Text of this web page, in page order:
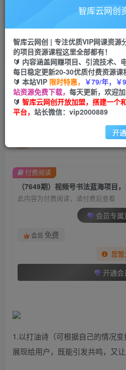
会员专属推广链接
网赚网创 项目
365天稳定跟新
首页 创业课程 会员专属 正文
（7649期）视频号书法蓝
少，流量可观，变现简单，
此内容为付费阅读，请付费后查看
会员专属
会员 免费
您
开通会
付费阅读
1.以打油诗（可根据自己的情况
展现给用户，既能引发共鸣，又
智库云网创
智库云网创 | 专注优质VIP网课资源
的项目资源课程这里全部都有！
🔰 内容涵盖网赚项目、引流技术、
每日稳定更新20-30优质付费资源课
🔰 本站VIP 限时特惠， ￥79/年，￥
站资源免费下载， 每天更新，欢迎加
🔰 智库云网创开放加盟，搭建一个
平台， 站长微信：vip2000889
开